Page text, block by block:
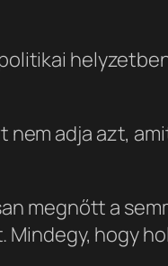
adja azt,
megnőtt a
hogy